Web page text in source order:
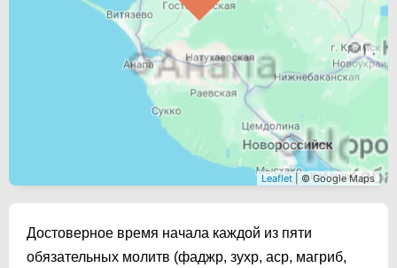
Leaflet| © Google Maps
Достоверное время начала каждой из пяти
обязательных молитв (фаджр, зухр, аср, магриб,